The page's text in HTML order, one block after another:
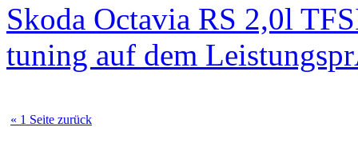
Skoda Octavia RS 2,0l
tuning auf dem
« 1 Seite zurück